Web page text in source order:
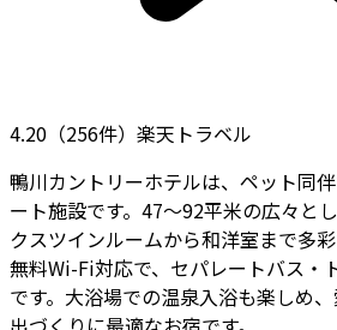
4.20 （256件） 楽天トラベル
鴨川カントリーホテルは、ペット同
ート施設です。47～92平米の広々と
クスツインルームから和洋室まで多
無料Wi-Fi対応で、セパレートバス・
です。大浴場での温泉入浴も楽しめ